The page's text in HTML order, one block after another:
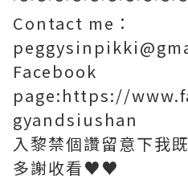
Contact me：
Facebook
page:https://
gyandsiushan
入黎禁個讚留意下我
多謝收看♥♥